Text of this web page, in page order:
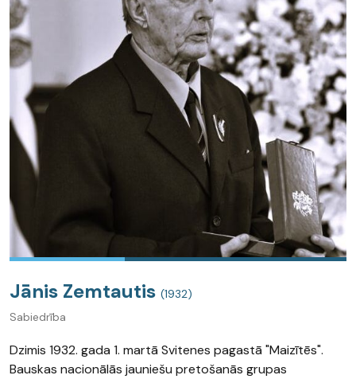
Jānis Zemtautis (1932)
Sabiedrība
Dzimis 1932. gada 1. martā Svitenes pagastā "Maizītēs".
Bauskas nacionālās jauniešu pretošanās grupas